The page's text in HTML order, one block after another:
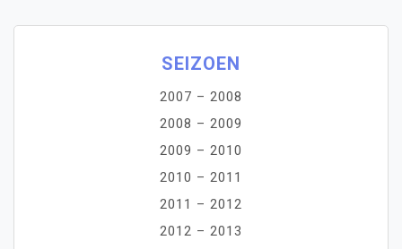
SEIZOEN
2007 – 2008
2008 – 2009
2009 – 2010
2010 – 2011
2011 – 2012
2012 – 2013